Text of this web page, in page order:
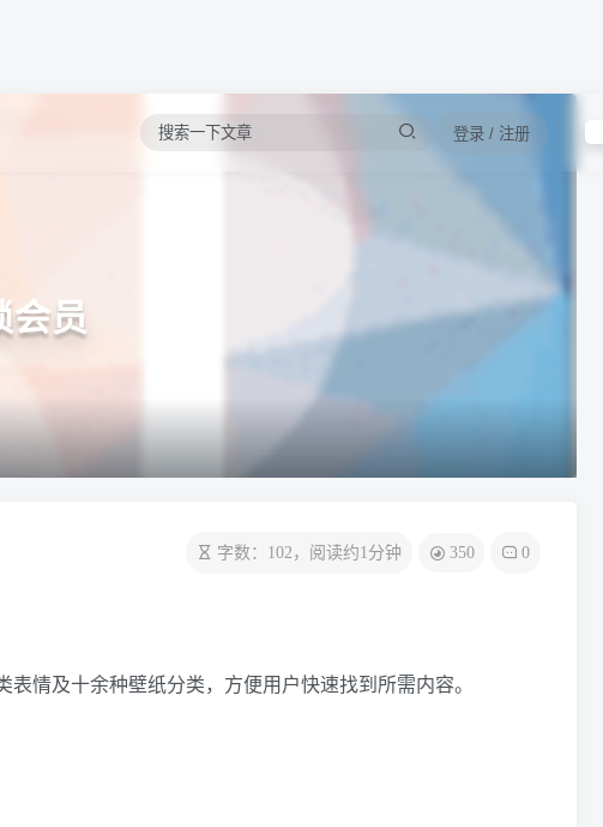
登录 / 注册
会员
字数：102，阅读约1分钟 350 0
情及十余种壁纸分类，方便用户快速找到所需内容。